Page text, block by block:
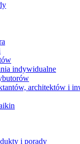
indywidualne
architektów i
i porady